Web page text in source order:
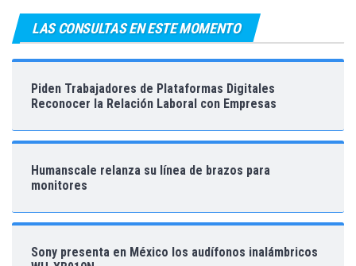
LAS CONSULTAS EN ESTE MOMENTO
Piden Trabajadores de Plataformas Digitales
Reconocer la Relación Laboral con Empresas
Humanscale relanza su línea de brazos para
monitores
Sony presenta en México los audífonos inalámbricos